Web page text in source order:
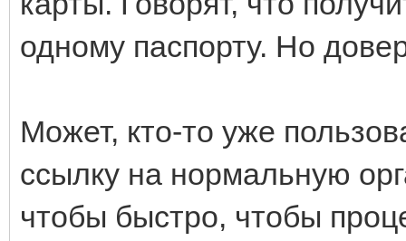
одному паспорту. Но
Может, кто-то уже
ссылку на нормальную
чтобы быстро, чтобы